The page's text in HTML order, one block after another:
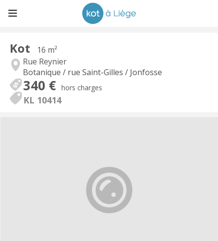
Kot
16 m²
Rue Reynier
Botanique / rue Saint-Gilles / Jonfosse
340 € hors charges
KL 10414